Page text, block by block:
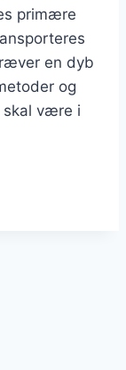
primære
en dyb
og
skal være i